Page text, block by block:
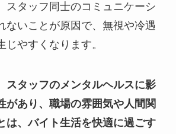
スタッフ同士のコミュニケーシ
ないことが原因で、無視や冷遇
じやすくなります。
スタッフのメンタルヘルスに影
があり、職場の雰囲気や人間関
は、バイト生活を快適に過ごす